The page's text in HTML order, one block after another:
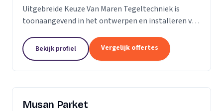
Uitgebreide Keuze Van Maren Tegeltechniek is
toonaangevend in het ontwerpen en installeren van
een aantrekkelijke prijs. Bij ons treft u een...
Bekijk profiel Vergelijk offertes
Musan Parket